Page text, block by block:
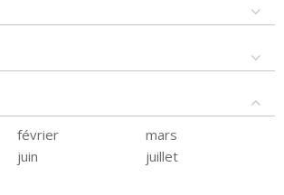
février
mars
juin
juillet